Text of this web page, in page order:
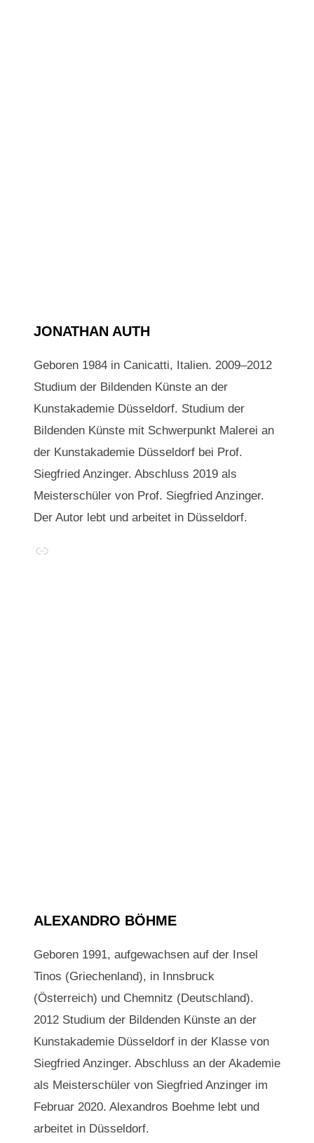
JONATHAN AUTH
Geboren 1984 in Canicatti, Italien. 2009–2012
Studium der Bildenden Künste an der
Kunstakademie Düsseldorf. Studium der
Bildenden Künste mit Schwerpunkt Malerei an
der Kunstakademie Düsseldorf bei Prof.
Siegfried Anzinger. Abschluss 2019 als
Meisterschüler von Prof. Siegfried Anzinger.
Der Autor lebt und arbeitet in Düsseldorf.
Link
ALEXANDRO BÖHME
Geboren 1991, aufgewachsen auf der Insel
Tinos (Griechenland), in Innsbruck
(Österreich) und Chemnitz (Deutschland).
2012 Studium der Bildenden Künste an der
Kunstakademie Düsseldorf in der Klasse von
Siegfried Anzinger. Abschluss an der Akademie
als Meisterschüler von Siegfried Anzinger im
Februar 2020. Alexandros Boehme lebt und
arbeitet in Düsseldorf.